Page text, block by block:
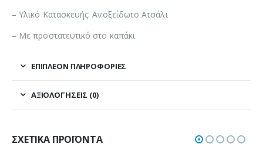
– Υλικό Κατασκευής: Ανοξείδωτο Ατσάλι
– Με προστατευτικό στο καπάκι
ΕΠΙΠΛΈΟΝ ΠΛΗΡΟΦΟΡΊΕΣ
ΑΞΙΟΛΟΓΉΣΕΙΣ (0)
ΣΧΕΤΙΚΆ ΠΡΟΪΌΝΤΑ